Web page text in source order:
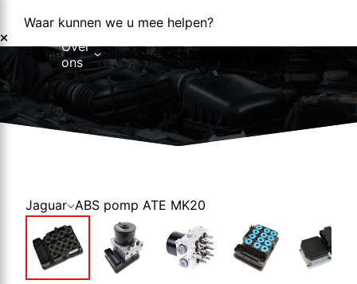
Waar kunnen we u mee helpen?
HomeOver
ons
Over ons
Nieuws
Reparaties Reparatieformulier Foutcodes
Jaguar ABS pomp ATE MK20